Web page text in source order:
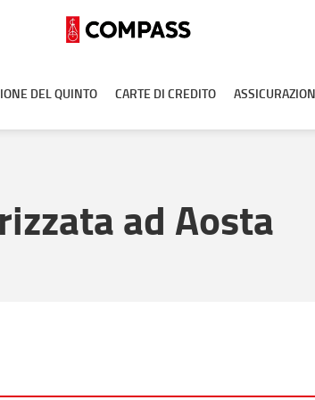
DEL QUINTO CARTE DI CREDITO
ad Aosta